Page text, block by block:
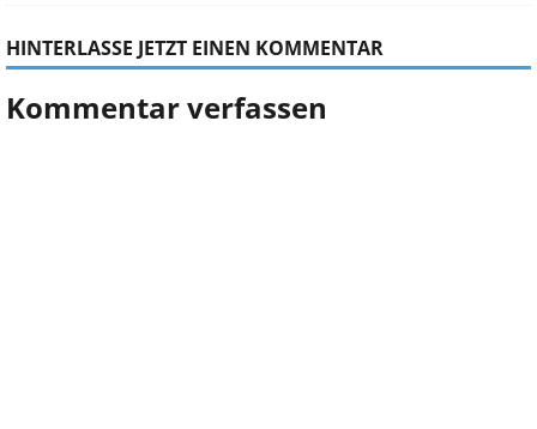
HINTERLASSE JETZT EINEN KOMMENTAR
Kommentar verfassen